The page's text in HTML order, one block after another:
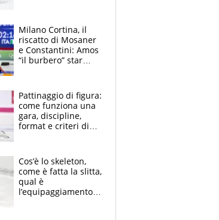
Milano Cortina, il
riscatto di Mosaner
e Constantini: Amos
“il burbero” star
Brignone
Pattinaggio di figura:
come funziona una
gara, discipline,
format e criteri di
Cos’è lo skeleton,
come è fatta la slitta,
qual è
l’equipaggiamento e